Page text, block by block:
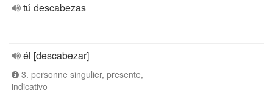
tú descabezas
él [descabezar]
3. personne singulier, presente,
indicativo